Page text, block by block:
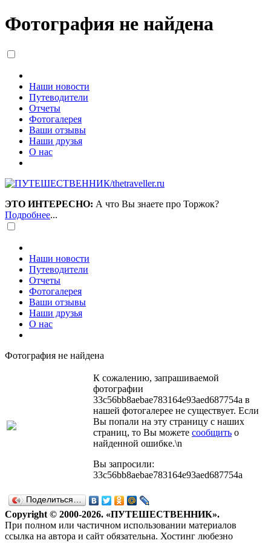
Фотография не найдена
Наши новости
Путеводители
Отчеты
Фотогалерея
Ваши отзывы
Наши друзья
О нас
ЭТО ИНТЕРЕСНО: А что Вы знаете про Торжок?
Подробнее...
Наши новости
Путеводители
Отчеты
Фотогалерея
Ваши отзывы
Наши друзья
О нас
Фотография не найдена
К сожалению, запрашиваемой
фотографии
33c56bb8aebae783164e93aed687754a в
нашей фотогалерее не существует. Если
Вы попали на эту страницу с наших
страниц, то Вы можете сообщить о
найденной ошибке.\n
Вы запросили:
33c56bb8aebae783164e93aed687754a
Поделиться…
Copyright © 2000-2026. «ПУТЕШЕСТВЕННИК».
При полном или частичном использовании материалов
ссылка на автора и сайт обязательна. Хостинг любезно